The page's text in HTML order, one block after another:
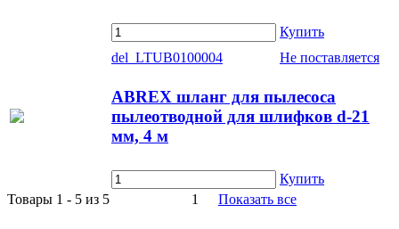
Купить
del_LTUB0100004
Не поставляется
ABREX шланг для пылесоса
пылеотводной для шлифков d-21
мм, 4 м
Купить
Товары 1 - 5 из 5
1 Показать все